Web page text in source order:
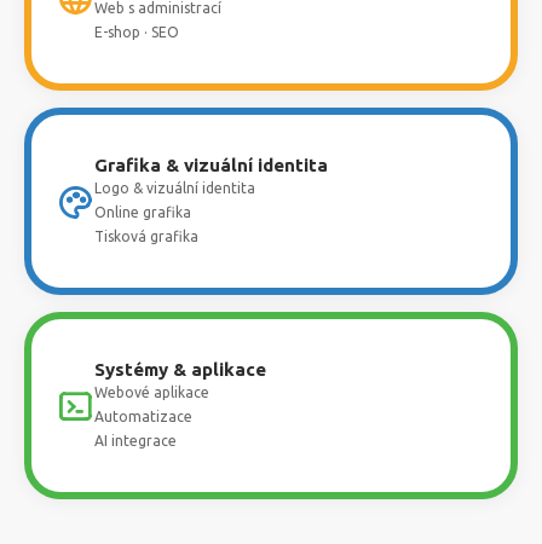
Web s administrací
E-shop · SEO
Grafika & vizuální identita
Logo & vizuální identita
Online grafika
Tisková grafika
Systémy & aplikace
Webové aplikace
Automatizace
AI integrace